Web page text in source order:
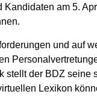
Kandidaten am 5.
und auf
stellt der BDZ seine
Lexikon